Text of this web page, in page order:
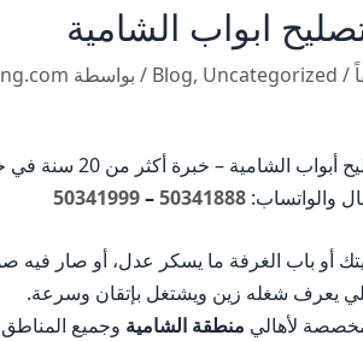
ابواب الشامية
/
Blog, Uncategorized / بواسطة
الشامية – خبرة أكثر من 20 سنة في خدمتكم
والواتساب: 50341888
–
50341999
أو باب الغرفة ما يسكر عدل، أو صار
يعرف شغله زين ويشتغل بإتقان وسرعة.
لأهالي منطقة الشامية وجميع المناطق